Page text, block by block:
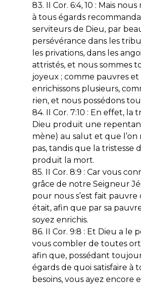
83. II Cor. 6:4, 10 : Mais
à tous égards
serviteurs de Dieu, par
persévérance dans les
les privations, dans les
attristés, et nous sommes
joyeux ; comme pauvres et
enrichissons plusieurs,
rien, et nous possédons
84. II Cor. 7:10 : En effet, la
Dieu produit une
mène) au salut et que
pas, tandis que la tristesse
produit la mort.
85. II Cor. 8:9 : Car vous
grâce de notre Seigneur
pour nous s’est fait pauvre
était, afin que par sa
soyez enrichis.
86. II Cor. 9:8 : Et Dieu a le
vous combler de toutes
afin que, possédant
égards de quoi satisfaire à
besoins, vous ayez encore